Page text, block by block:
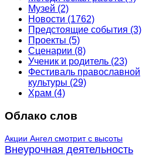
Музей (2)
Новости (1762)
Предстоящие события (3)
Проекты (5)
Сценарии (8)
Ученик и родитель (23)
Фестиваль православной
культуры (29)
Храм (4)
Облако слов
Акции Ангел смотрит с высоты
Внеурочная деятельность